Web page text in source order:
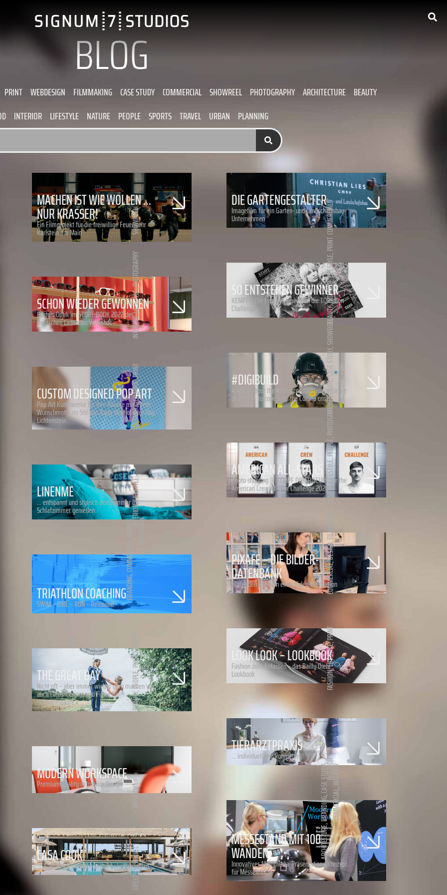
BLOG
PRINT WEBDESIGN FILMMAKING CASE STUDY COMMERCIAL SHOWREEL PHOTOGRAPHY ARCHITECTURE BEAUTY
INTERIOR LIFESTYLE NATURE PEOPLE SPORTS TRAVEL URBAN PLANNING
SHOWREEL
MACHEN IST WIE WOLLEN …
NUR KRASSER!
Ein Filmprojekt für die freiwillige Feuerwehr
Karlstein am Main COMMERCIAL
DIE GARTENGESTALTER
Imagefilm für ein Garten- und Landschaftsbau-
Unternehmen
INTERIOR
,
LIFESTYLE
PHOTOGRAPHY
SCHON WIEDER GEWONNEN
Bartels Optik im STORE BOOK 2022 des
Deutschen Ladenbau Verbands BEAUTY
,
INTERIOR
,
LIFESTYLE
PRINT
SO ENTSTEHEN GEWINNER
KEMPF – Die Friseure gewinnen die TOPSalon
Challenge
ARTWORK
,
GRAPHIC
,
PRINT
CUSTOM DESIGNED POP ART
Pop Art Kunstwerke für Ihre Räume mit Ihrem
Wunschmotiv im Stil von Andy Warhol oder Roy
Lichtenstein
ARCHITECTURE
,
CASE STUDY
SHOWREEL
#DIGIBUILD
A video about the digital construction initiative
of ISG Ltd. to cope with the Corona crisis
INTERIOR
,
LIFESTYLE
LINENME
… entspannt und stylisch den Sommer im
Schlafzimmer genießen
BEAUTY
,
LIFESTYLE
,
PEOPLE
PHOTOGRAPHY
AMERICAN ALL-STARS
Photo shooting @ KEMPF DIE FRISEURE for the
American Crew All-Star Challenge 2020
BRANDING
,
COMMERCIAL
,
TRIATHLON COACHING
SWIM – BIKE – RUN – Reloaded
COMMERCIAL
,
DESIGN
,
FILMMAKING
PIXAFE – DIE BILDER-
DATENBANK
Hinter den Kulissen einer Video-Produktion
BEAUTY
PEOPLE
,
PHOTOGRAPHY
THE GREAT DAY
Nicht oft – aber immer wieder gern machen wir
auch Fotoshootings und Filme für
Hochzeitspaare.
FASHION
,
LIFESTYLE
,
PRINT
LOOK LOOK – LOOKBOOK
Fashion zum Anfassen – das Bailly Diehl
Lookbook
INTERIOR
MODERN WORKSPACE
Premium Quality in Interior Design
INTERIOR
TIERARZTPRAXIS
... individuell und kompetent
LIFESTYLE
,
TRAVEL
CASA COOK
… a laid-back vacation with a bohemian spirit
ARCHITECTURE
,
BRANDING
CASE STUDY
,
COMMERCIAL
INTERIOR
MESSESTAND MIT 100
WÄNDEN
Innovatives Multimedia-Präsentations-Konzept
für Messestände